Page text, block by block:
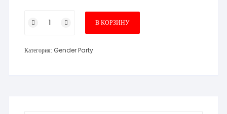
товара
фотозона
В КОРЗИНУ
Категория: Gender Party